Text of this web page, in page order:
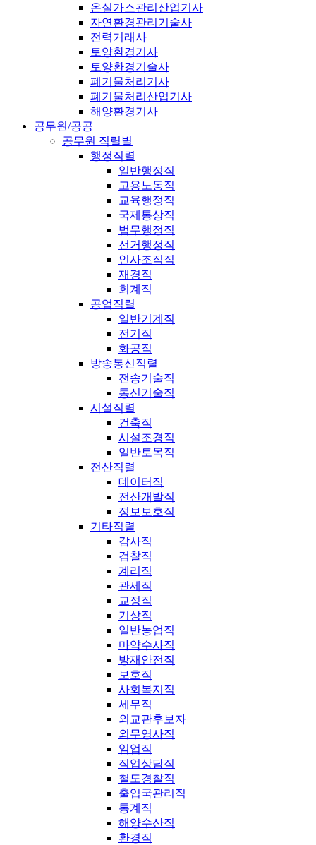
온실가스관리산업기사
자연환경관리기술사
전력거래사
토양환경기사
토양환경기술사
폐기물처리기사
폐기물처리산업기사
해양환경기사
공무원/공공
공무원 직렬별
행정직렬
일반행정직
고용노동직
교육행정직
국제통상직
법무행정직
선거행정직
인사조직직
재경직
회계직
공업직렬
일반기계직
전기직
화공직
방송통신직렬
전송기술직
통신기술직
시설직렬
건축직
시설조경직
일반토목직
전산직렬
데이터직
전산개발직
정보보호직
기타직렬
감사직
검찰직
계리직
관세직
교정직
기상직
일반농업직
마약수사직
방재안전직
보호직
사회복지직
세무직
외교관후보자
외무영사직
임업직
직업상담직
철도경찰직
출입국관리직
통계직
해양수산직
환경직